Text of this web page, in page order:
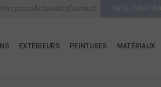
EXTÉRIEURS PEINTURES MATÉRIAUX
ActualitésContact